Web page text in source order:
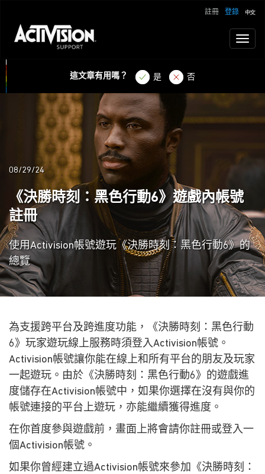
登錄
註冊
這文章有用嗎？ 是 否
08/29/24
《決勝時刻：黑色行動6》遊戲內帳號
註冊
使用Activision帳號遊玩《決勝時刻：黑色行動6》的
總覽
為支援跨平台及跨進度功能，《決勝時刻：黑色行動
6》玩家遊玩線上服務時須登入Activision帳號。
Activision帳號讓你能在線上和所有平台的朋友及玩家
一起遊玩。由於《決勝時刻：黑色行動6》的遊戲進
度儲存在Activision帳號中，如果你選擇在沒有與你的
帳號連接的平台上遊玩，亦能繼續獲得進度。
在你首度參與遊戲前，畫面上將會請你註冊或登入一
個Activision帳號。
如果你曾經建立過Activision帳號來參加《決勝時刻：